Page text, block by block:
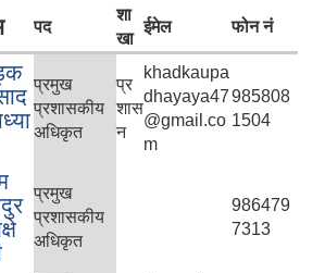
पद
शा
खा
ईमेल फोन नं
प्रमुख
प्रशासकीय
अधिकृत
प्र
शास
न
khadkaupa
dhayaya47
@gmail.co
m
985808
1504
प्रमुख
प्रशासकीय
अधिकृत
986479
7313